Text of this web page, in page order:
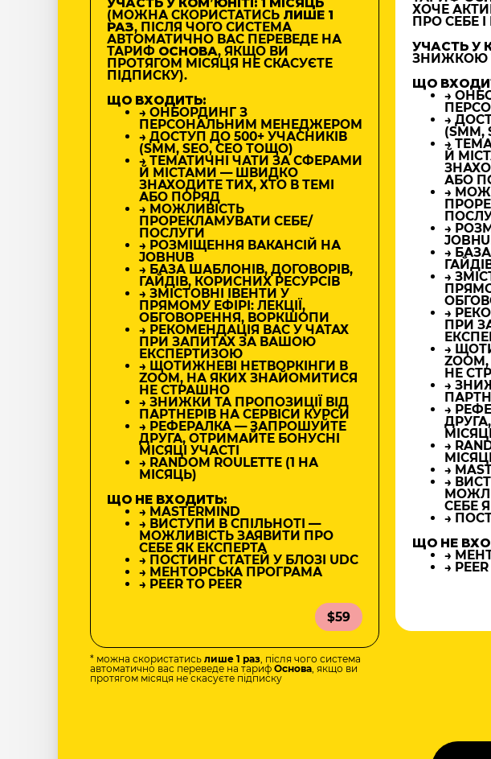
(МОЖНА СКОРИСТАТИСЬ ЛИШЕ 1
РАЗ, ПІСЛЯ ЧОГО СИСТЕМА
АВТОМАТИЧНО ВАС ПЕРЕВЕДЕ НА
ТАРИФ ОСНОВА, ЯКЩО ВИ
ПРОТЯГОМ МІСЯЦЯ НЕ СКАСУЄТЕ
ПІДПИСКУ).
ЩО ВХОДИТЬ:
→ ОНБОРДИНГ З
ПЕРСОНАЛЬНИМ МЕНЕДЖЕРОМ
→ ДОСТУП ДО 500+ УЧАСНИКІВ
(SMM, SEO, CEO ТОЩО)
→ ТЕМАТИЧНІ ЧАТИ ЗА СФЕРАМИ
Й МІСТАМИ — ШВИДКО
ЗНАХОДИТЕ ТИХ, ХТО В ТЕМІ
АБО ПОРЯД
→ МОЖЛИВІСТЬ
ПРОРЕКЛАМУВАТИ СЕБЕ/
ПОСЛУГИ
→ РОЗМІЩЕННЯ ВАКАНСІЙ НА
JOBHUB
→ БАЗА ШАБЛОНІВ, ДОГОВОРІВ,
ГАЙДІВ, КОРИСНИХ РЕСУРСІВ
→ ЗМІСТОВНІ ІВЕНТИ У
ПРЯМОМУ ЕФІРІ: ЛЕКЦІЇ,
ОБГОВОРЕННЯ, ВОРКШОПИ
→ РЕКОМЕНДАЦІЯ ВАС У ЧАТАХ
ПРИ ЗАПИТАХ ЗА ВАШОЮ
ЕКСПЕРТИЗОЮ
→ ЩОТИЖНЕВІ НЕТВОРКІНГИ В
ZOOM, НА ЯКИХ ЗНАЙОМИТИСЯ
НЕ СТРАШНО
→ ЗНИЖКИ ТА ПРОПОЗИЦІЇ ВІД
ПАРТНЕРІВ НА СЕРВІСИ КУРСИ
→ РЕФЕРАЛКА — ЗАПРОШУЙТЕ
ДРУГА, ОТРИМАЙТЕ БОНУСНІ
МІСЯЦІ УЧАСТІ
→ RANDOM ROULETTE (1 НА
МІСЯЦЬ)
ЩО НЕ ВХОДИТЬ:
→ MASTERMIND
→ ВИСТУПИ В СПІЛЬНОТІ —
МОЖЛИВІСТЬ ЗАЯВИТИ ПРО
СЕБЕ ЯК ЕКСПЕРТА
→ ПОСТИНГ СТАТЕЙ У БЛОЗІ UDC
→ МЕНТОРСЬКА ПРОГРАМА
→ PEER TO PEER
$59
* можна скористатись лише 1 раз, після чого система
автоматично вас переведе на тариф Основа, якщо ви
протягом місяця не скасуєте підписку
ХОЧЕ
ПРО СЕБЕ
УЧАСТЬ У
ЗНИЖКОЮ
ЩО
→
→
(SMM,
→
Й
АБО
→
→
→
→
→
ПРИ
→
НЕ
→
→
→
→
→
СЕБЕ
→
ЩО НЕ
→
→